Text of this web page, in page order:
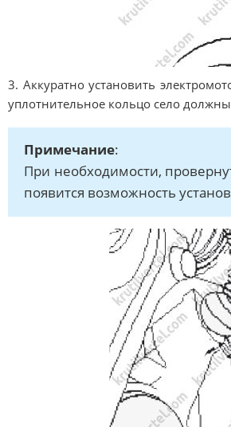
3. Аккуратно установить
уплотнительное кольцо село
Примечание:
При необходимости,
появится возможность